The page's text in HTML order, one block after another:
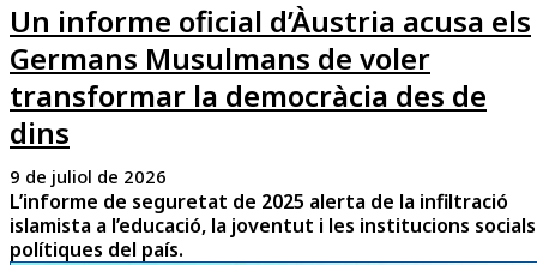
Un informe oficial d’Àustria acusa els
Germans Musulmans de voler
transformar la democràcia des de
dins
9 de juliol de 2026
L’informe de seguretat de 2025 alerta de la infiltració
islamista a l’educació, la joventut i les institucions
polítiques del país.